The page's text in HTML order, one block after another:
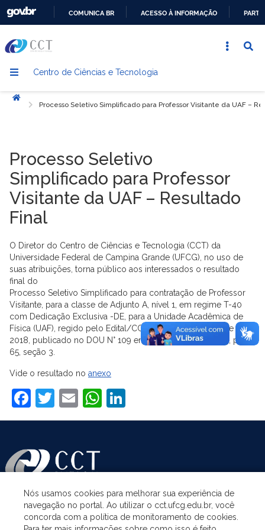
CONTEÚDO
COMUNICA BR ACESSO À INFORMAÇÃO
Centro de Ciências e Tecnologia
Início
Processo Seletivo Simplificado para Professor Visitante da UAF –
Processo Seletivo
Simplificado para Professor
Visitante da UAF – Resultado
Final
O Diretor do Centro de Ciências e Tecnologia (CCT) da
Universidade Federal de Campina Grande (UFCG), no uso de
suas atribuições, torna público aos interessados o resultado
final do
Processo Seletivo Simplificado para contratação de Professor
Visitante, para a classe de Adjunto A, nível 1, em regime T-40
com Dedicação Exclusiva -DE, para a Unidade Acadêmica de
Física (UAF), regido pelo Edital/CCT Nr 06 de 04 junho de
2018, publicado no DOU N° 109 em 08 de junho de 2018, pág.
65, seção 3.
Vide o resultado no anexo
Facebook
Twitter
EmailWhatsApp
ASSUNTOS
Nós usamos cookies para melhorar sua experiência de
navegação no portal. Ao utilizar o cct.ufcg.edu.br, você
concorda com a política de monitoramento de cookies.